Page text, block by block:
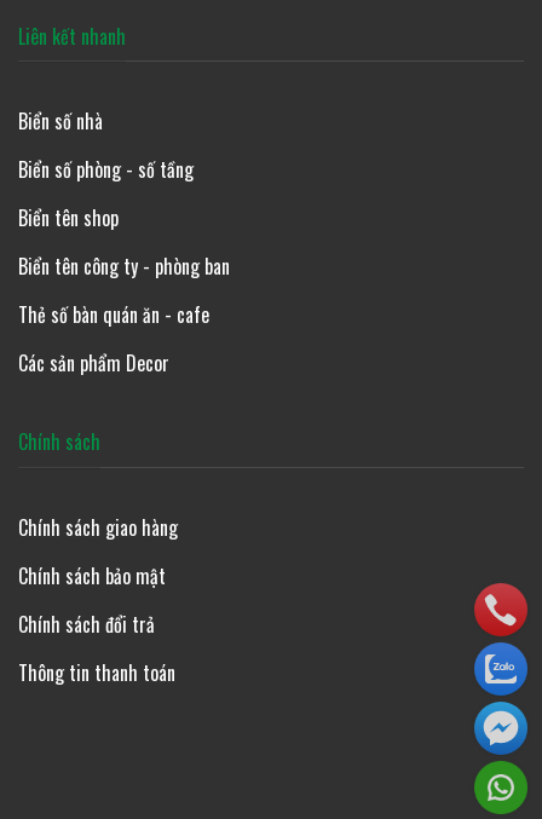
Liên kết nhanh
Biển số nhà
Biển số phòng - số tầng
Biển tên shop
Biển tên công ty - phòng ban
Thẻ số bàn quán ăn - cafe
Các sản phẩm Decor
Chính sách
Chính sách giao hàng
Chính sách bảo mật
Chính sách đổi trả
Thông tin thanh toán